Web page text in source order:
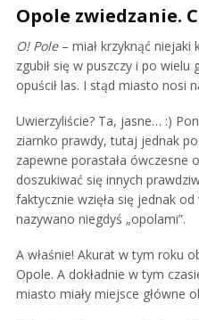
Opole zwiedzanie.
O! Pole– miał krzyknąć niejaki
zgubił się w puszczy i po wielu
opuścił las. I stąd miasto nosi
Uwierzyliście? Ta, jasne… :)
ziarnko prawdy, tutaj jednak
zapewne porastała ówczesne
doszukiwać się innych
faktycznie wzięła się jednak
nazywano niegdyś „opolami”.
A właśnie! Akurat w tym roku
Opole. A dokładnie w tym
miasto miały miejsce główne